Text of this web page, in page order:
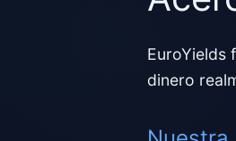
EuroYields
dinero